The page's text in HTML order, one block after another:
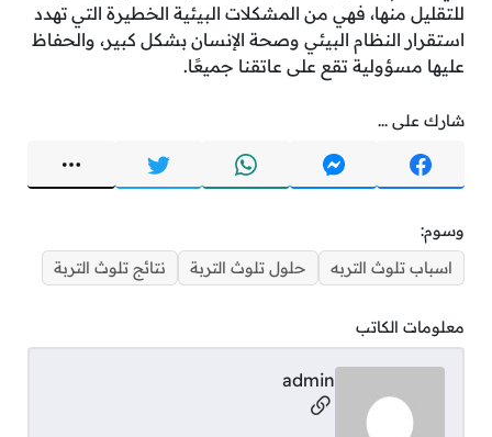
للتقليل منها، فهي من المشكلات البيئية الخطيرة التي تهدد
استقرار النظام البيئي وصحة الإنسان بشكل كبير، والحفاظ
عليها مسؤولية تقع على عاتقنا جميعًا.
شارك على ...
وسوم:
اسباب تلوث التربه
حلول تلوث التربة نتائج تلوث التربة
معلومات الكاتب
admin
مواقع التواصل